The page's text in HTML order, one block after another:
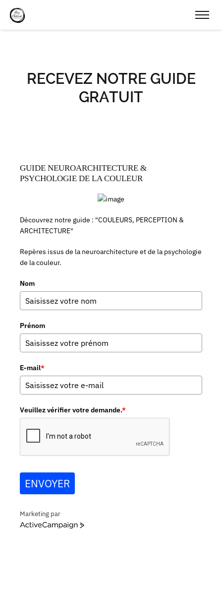
RECEVEZ NOTRE GUIDE
GRATUIT
GUIDE NEUROARCHITECTURE &
PSYCHOLOGIE DE LA COULEUR
Découvrez notre guide : "COULEURS, PERCEPTION &
ARCHITECTURE"
Repères issus de la neuroarchitecture et de la psychologie
de la couleur.
Nom
Prénom
E-mail*
Veuillez vérifier votre demande.*
ENVOYER
Marketing par
ActiveCampaign